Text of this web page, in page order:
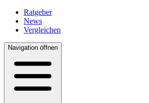
Ratgeber
News
Vergleichen
Navigation öffnen